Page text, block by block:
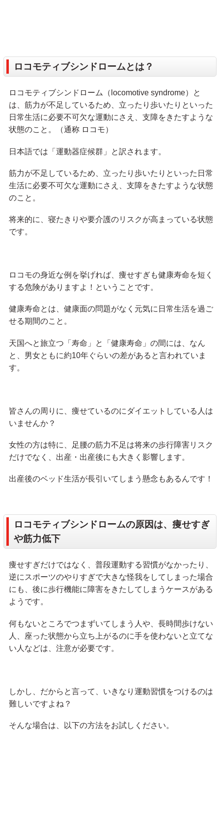
ロコモティブシンドロームとは？
ロコモティブシンドローム（locomotive syndrome）と
は、筋力が不足しているため、立ったり歩いたりといった
日常生活に必要不可欠な運動にさえ、支障をきたすような
状態のこと。（通称 ロコモ）
日本語では「運動器症候群」と訳されます。
筋力が不足しているため、立ったり歩いたりといった日常
生活に必要不可欠な運動にさえ、支障をきたすような状態
のこと。
将来的に、寝たきりや要介護のリスクが高まっている状態
です。
ロコモの身近な例を挙げれば、痩せすぎも健康寿命を短く
する危険がありますよ！ということです。
健康寿命とは、健康面の問題がなく元気に日常生活を過ご
せる期間のこと。
天国へと旅立つ「寿命」と「健康寿命」の間には、なん
と、男女ともに約10年ぐらいの差があると言われていま
す。
皆さんの周りに、痩せているのにダイエットしている人は
いませんか？
女性の方は特に、足腰の筋力不足は将来の歩行障害リスク
だけでなく、出産・出産後にも大きく影響します。
出産後のベッド生活が長引いてしまう懸念もあるんです！
ロコモティブシンドロームの原因は、痩せすぎ
や筋力低下
痩せすぎだけではなく、普段運動する習慣がなかったり、
逆にスポーツのやりすぎで大きな怪我をしてしまった場合
にも、後に歩行機能に障害をきたしてしまうケースがある
ようです。
何もないところでつまずいてしまう人や、長時間歩けない
人、座った状態から立ち上がるのに手を使わないと立てな
い人などは、注意が必要です。
しかし、だからと言って、いきなり運動習慣をつけるのは
難しいですよね？
そんな場合は、以下の方法をお試しください。